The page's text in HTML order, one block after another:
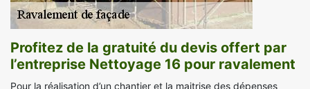
Profitez de la gratuité du devis offert par
l’entreprise Nettoyage 16 pour ravalement
Pour la réalisation d’un chantier et la maitrise des dépenses